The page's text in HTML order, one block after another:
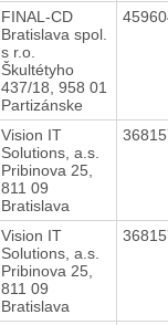
FINAL-CD
Bratislava spol.
s r.o.
Škultétyho
437/18, 958 01
Partizánske
Vision IT
Solutions, a.s.
Pribinova 25,
811 09
Bratislava
Vision IT
Solutions, a.s.
Pribinova 25,
811 09
Bratislava